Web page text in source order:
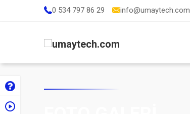
0 534 797 86 29 info@umaytech.com